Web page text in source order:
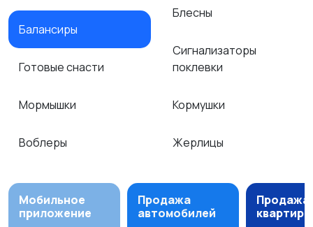
Балансиры
Готовые снасти
Мормышки
Воблеры
Блесны
Сигнализаторы
поклевки
Кормушки
Жерлицы
Мобильное
приложение
Продажа
автомобилей
Продажа
квартир